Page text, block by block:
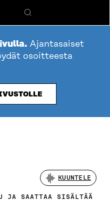
Hae
Ajantasaiset
osoitteesta
KUUNTELE
JA SAATTAA SISÄLTÄÄ